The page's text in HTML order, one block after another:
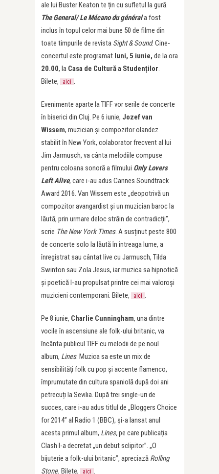
ale lui Buster Keaton te țin cu sufletul la gură.
The General/ Le Mécano du générala fost
inclus în topul celor mai bune 50 de filme din
toate timpurile de revista Sight & Sound. Cine-
concertul este programat luni, 5 iunie, de la ora
20.00, la Casa de Cultură a Studenților.
Bilete,
aici .
Evenimente aparte la TIFF vor serile de concerte
în biserici din Cluj. Pe 6 iunie, Jozef van
Wissem, muzician și compozitor olandez
stabilit în New York, colaborator frecvent al lui
Jim Jarmusch, va cânta melodiile compuse
pentru coloana sonoră a filmului Only Lovers
Left Alive, care i-au adus Cannes Soundtrack
Award 2016. Van Wissem este „deopotrivă un
compozitor avangardist și un muzician baroc la
lăută, prin urmare deloc străin de contradicții”,
scrie The New York Times. A susținut peste 800
de concerte solo la lăută în întreaga lume, a
înregistrat sau cântat live cu Jarmusch, Tilda
Swinton sau Zola Jesus, iar muzica sa hipnotică
și poetică l-au propulsat printre cei mai valoroși
muzicieni contemporani. Bilete,
aici .
Pe 8 iunie, Charlie Cunningham, una dintre
vocile în ascensiune ale folk-ului britanic, va
încânta publicul TIFF cu melodii de pe noul
album, Lines. Muzica sa este un mix de
sensibilități folk cu pop și accente flamenco,
împrumutate din cultura spaniolă după doi ani
petrecuți la Sevilia. După trei single-uri de
succes, care i-au adus titlul de „Bloggers Choice
for 2014” al Radio 1 (BBC), și-a lansat anul
acesta primul album, Lines,pe care publicația
Clash l-a decretat „un debut sclipitor”. „O
bijuterie a folk-ului britanic”, apreciază Rolling
Stone. Bilete, aici .